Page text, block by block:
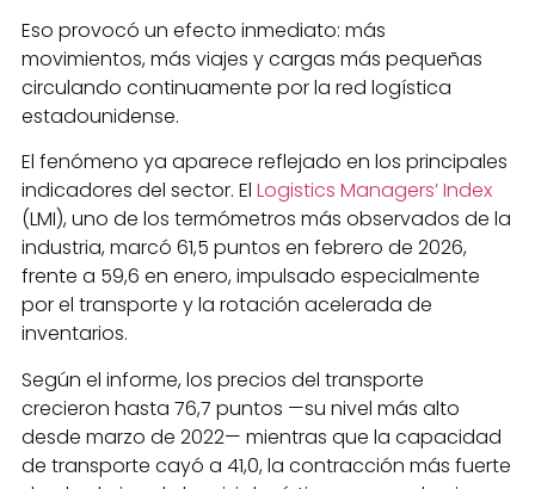
Eso provocó un efecto inmediato: más
movimientos, más viajes y cargas más pequeñas
circulando continuamente por la red logística
estadounidense.
El fenómeno ya aparece reflejado en los principales
indicadores del sector. El Logistics Managers’ Index
(LMI), uno de los termómetros más observados de la
industria, marcó 61,5 puntos en febrero de 2026,
frente a 59,6 en enero, impulsado especialmente
por el transporte y la rotación acelerada de
inventarios.
Según el informe, los precios del transporte
crecieron hasta 76,7 puntos —su nivel más alto
desde marzo de 2022— mientras que la capacidad
de transporte cayó a 41,0, la contracción más fuerte